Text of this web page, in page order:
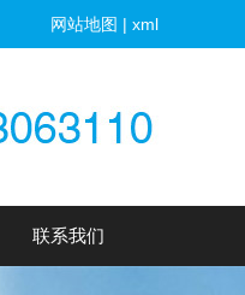
网站地图 | xml
联系我们